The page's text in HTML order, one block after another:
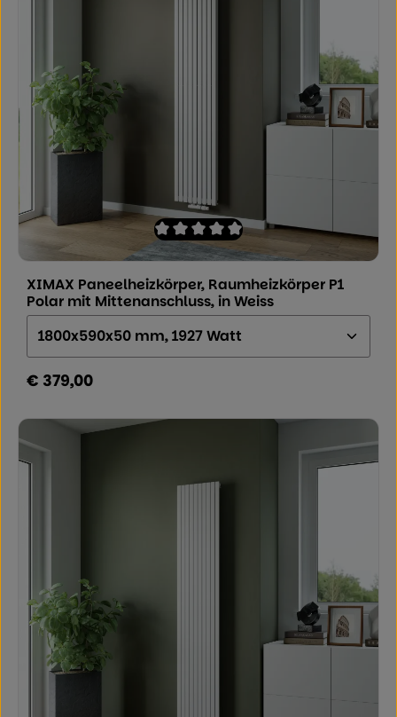
Durchschnittliche Bewertung von 0
XIMAX Paneelheizkörper, Raumheizkörper P1
Polar mit Mittenanschluss, in Weiss
Regulärer Preis:
€ 379,00